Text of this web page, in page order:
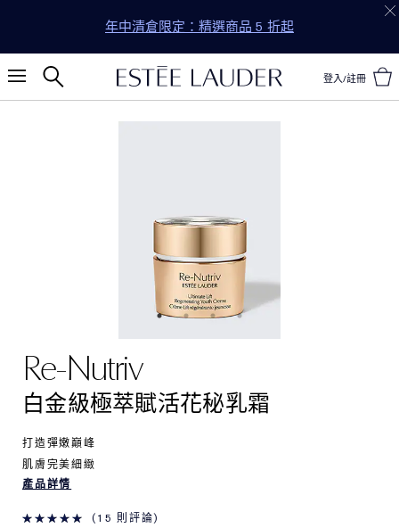
年中清倉限定：精選商品 5 折起
登入/註冊
Re-Nutriv
白金級極萃賦活花秘乳霜
打造彈嫩巔峰
肌膚完美細緻
產品詳情
15 則評論